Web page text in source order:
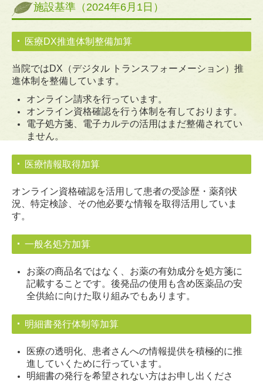
施設基準（2024年6月1日）
医療DX推進体制整備加算
当院ではDX（デジタル トランスフォーメーション）推
進体制を整備しています。
オンライン請求を行っています。
オンライン資格確認を行う体制を有しております。
電子処方箋、電子カルテの活用はまだ整備されてい
ません。
医療情報取得加算
オンライン資格確認を活用して患者の受診歴・薬剤状
況、特定検診、その他必要な情報を取得活用していま
す。
一般名処方加算
お薬の商品名ではなく、お薬の有効成分を処方箋に
記載することです。後発品の使用も含め医薬品の安
全供給に向けた取り組みでもあります。
明細書発行体制等加算
医療の透明化、患者さんへの情報提供を積極的に推
進していくために行っています。
明細書の発行を希望されない方はお申し出くださ